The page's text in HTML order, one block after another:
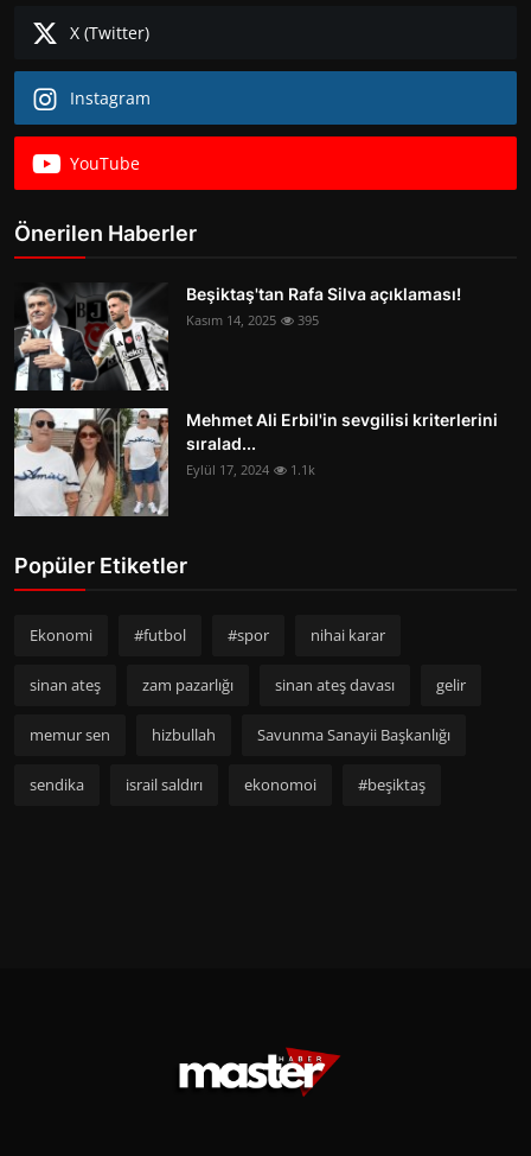
X (Twitter)
Instagram
YouTube
Önerilen Haberler
Beşiktaş'tan Rafa Silva açıklaması!
Kasım 14, 2025 395
Mehmet Ali Erbil'in sevgilisi kriterlerini
sıralad...
Eylül 17, 2024 1.1k
Popüler Etiketler
Ekonomi #futbol #spor nihai karar
sinan ateş zam pazarlığı sinan ateş davası gelir
memur sen hizbullah Savunma Sanayii Başkanlığı
sendika israil saldırı ekonomoi #beşiktaş